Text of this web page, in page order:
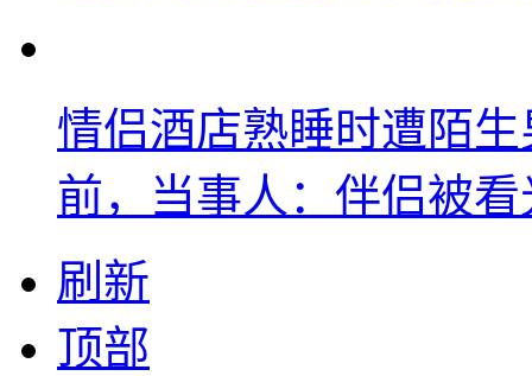
情侣酒店熟睡时遭陌
前，当事人：伴侣被看
刷新
顶部